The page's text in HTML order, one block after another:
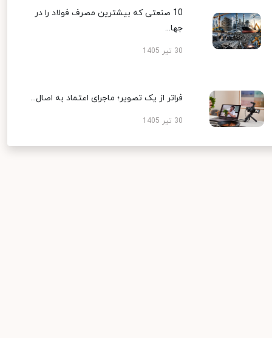
10 صنعتی که بیشترین مصرف فولاد را در
جها...
30 تیر 1405
فراتر از یک تصویر؛ ماجرای اعتماد به اصال...
30 تیر 1405